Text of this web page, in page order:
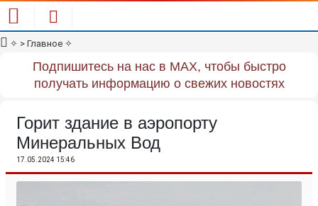
✧ > Главное ✧
Подпишитесь на нас в MAX, чтобы быстро
получать информацию о свежих новостях
Горит здание в аэропорту
Минеральных Вод
17.05.2024 15:46